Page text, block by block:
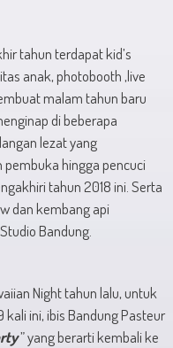
tahun terdapat kid’s
anak, photobooth ,live
malam tahun baru
di beberapa
lezat yang
hingga pencuci
tahun 2018 ini. Serta
dan kembang api
Bandung.
Night tahun lalu, untuk
ini, ibis Bandung Pasteur
” yang berarti kembali ke